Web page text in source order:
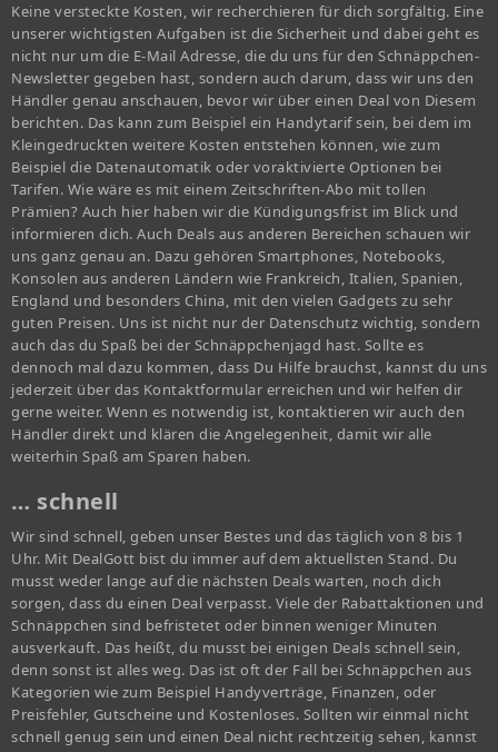
Keine versteckte Kosten, wir recherchieren für dich sorgfältig. Eine
unserer wichtigsten Aufgaben ist die Sicherheit und dabei geht es
nicht nur um die E-Mail Adresse, die du uns für den Schnäppchen-
Newsletter gegeben hast, sondern auch darum, dass wir uns den
Händler genau anschauen, bevor wir über einen Deal von Diesem
berichten. Das kann zum Beispiel ein Handytarif sein, bei dem im
Kleingedruckten weitere Kosten entstehen können, wie zum
Beispiel die Datenautomatik oder voraktivierte Optionen bei
Tarifen. Wie wäre es mit einem Zeitschriften-Abo mit tollen
Prämien? Auch hier haben wir die Kündigungsfrist im Blick und
informieren dich. Auch Deals aus anderen Bereichen schauen wir
uns ganz genau an. Dazu gehören Smartphones, Notebooks,
Konsolen aus anderen Ländern wie Frankreich, Italien, Spanien,
England und besonders China, mit den vielen Gadgets zu sehr
guten Preisen. Uns ist nicht nur der Datenschutz wichtig, sondern
auch das du Spaß bei der Schnäppchenjagd hast. Sollte es
dennoch mal dazu kommen, dass Du Hilfe brauchst, kannst du uns
jederzeit über das Kontaktformular erreichen und wir helfen dir
gerne weiter. Wenn es notwendig ist, kontaktieren wir auch den
Händler direkt und klären die Angelegenheit, damit wir alle
weiterhin Spaß am Sparen haben.
… schnell
Wir sind schnell, geben unser Bestes und das täglich von 8 bis 1
Uhr. Mit DealGott bist du immer auf dem aktuellsten Stand. Du
musst weder lange auf die nächsten Deals warten, noch dich
sorgen, dass du einen Deal verpasst. Viele der Rabattaktionen und
Schnäppchen sind befristetet oder binnen weniger Minuten
ausverkauft. Das heißt, du musst bei einigen Deals schnell sein,
denn sonst ist alles weg. Das ist oft der Fall bei Schnäppchen aus
Kategorien wie zum Beispiel Handyverträge, Finanzen, oder
Preisfehler, Gutscheine und Kostenloses. Sollten wir einmal nicht
schnell genug sein und einen Deal nicht rechtzeitig sehen, kannst